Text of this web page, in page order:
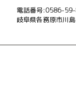
電話番号:0586-
岐阜県各務原市川